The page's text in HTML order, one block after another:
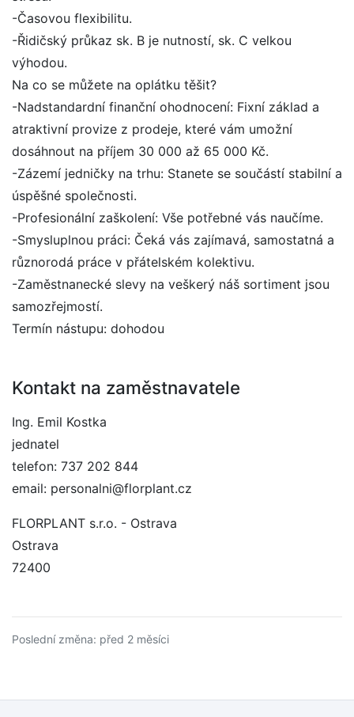
-Časovou flexibilitu.
-Řidičský průkaz sk. B je nutností, sk. C velkou
výhodou.
Na co se můžete na oplátku těšit?
-Nadstandardní finanční ohodnocení: Fixní základ a
atraktivní provize z prodeje, které vám umožní
dosáhnout na příjem 30 000 až 65 000 Kč.
-Zázemí jedničky na trhu: Stanete se součástí stabilní a
úspěšné společnosti.
-Profesionální zaškolení: Vše potřebné vás naučíme.
-Smysluplnou práci: Čeká vás zajímavá, samostatná a
různorodá práce v přátelském kolektivu.
-Zaměstnanecké slevy na veškerý náš sortiment jsou
samozřejmostí.
Termín nástupu: dohodou
Kontakt na zaměstnavatele
Ing. Emil Kostka
jednatel
telefon: 737 202 844
email: personalni@florplant.cz
FLORPLANT s.r.o. - Ostrava
Ostrava
72400
Poslední změna: před 2 měsíci